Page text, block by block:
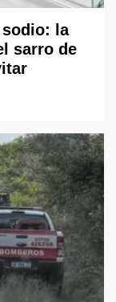
la
sarro de